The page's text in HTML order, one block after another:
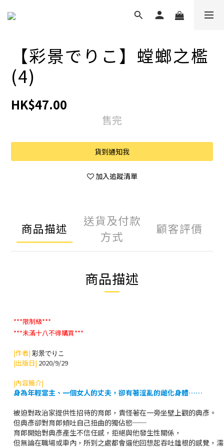
【彩景でりこ】螳螂之檻
(4)
HK$47.00
售完
貨到通知我
加入追蹤清單
商品描述
送貨及付款
方式
顧客評價
商品描述
***限制級***
***未滿十八不得購買***
|作者| 彩景でりこ
|出版日| 2020/9/29
|內容簡介|
身為年輕當主、一個女人的丈夫，卻有著淫亂的雌化身體……
被迫對政治家提供性招待的育郎，責怪著在一旁坐壁上觀的典彥。
但典彥卻對育郎傾吐自己扭曲的獨佔慾──
育郎開始對典彥產生不信任感，拒絕與他發生性關係，
但無論在職場或車內，所到之處都會逼他回想起吞吐雄根的感覺